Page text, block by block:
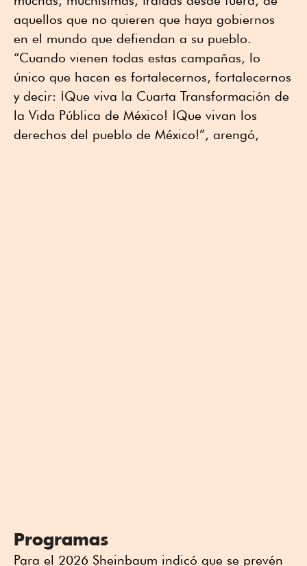
aquellos que no quieren que haya gobiernos
en el mundo que defiendan a su pueblo.
“Cuando vienen todas estas campañas, lo
único que hacen es fortalecernos, fortalecernos
y decir: ¡Que viva la Cuarta Transformación de
la Vida Pública de México! ¡Que vivan los
derechos del pueblo de México!”, arengó,
Programas
Para el 2026 Sheinbaum indicó que se prevén